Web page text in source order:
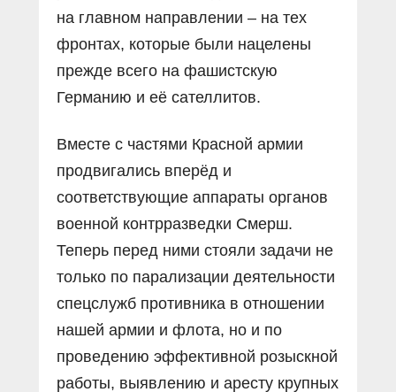
на главном направлении – на тех
фронтах, которые были нацелены
прежде всего на фашистскую
Германию и её сателлитов.
Вместе с частями Красной армии
продвигались вперёд и
соответствующие аппараты органов
военной контрразведки Смерш.
Теперь перед ними стояли задачи не
только по парализации деятельности
спецслужб противника в отношении
нашей армии и флота, но и по
проведению эффективной розыскной
работы, выявлению и аресту крупных